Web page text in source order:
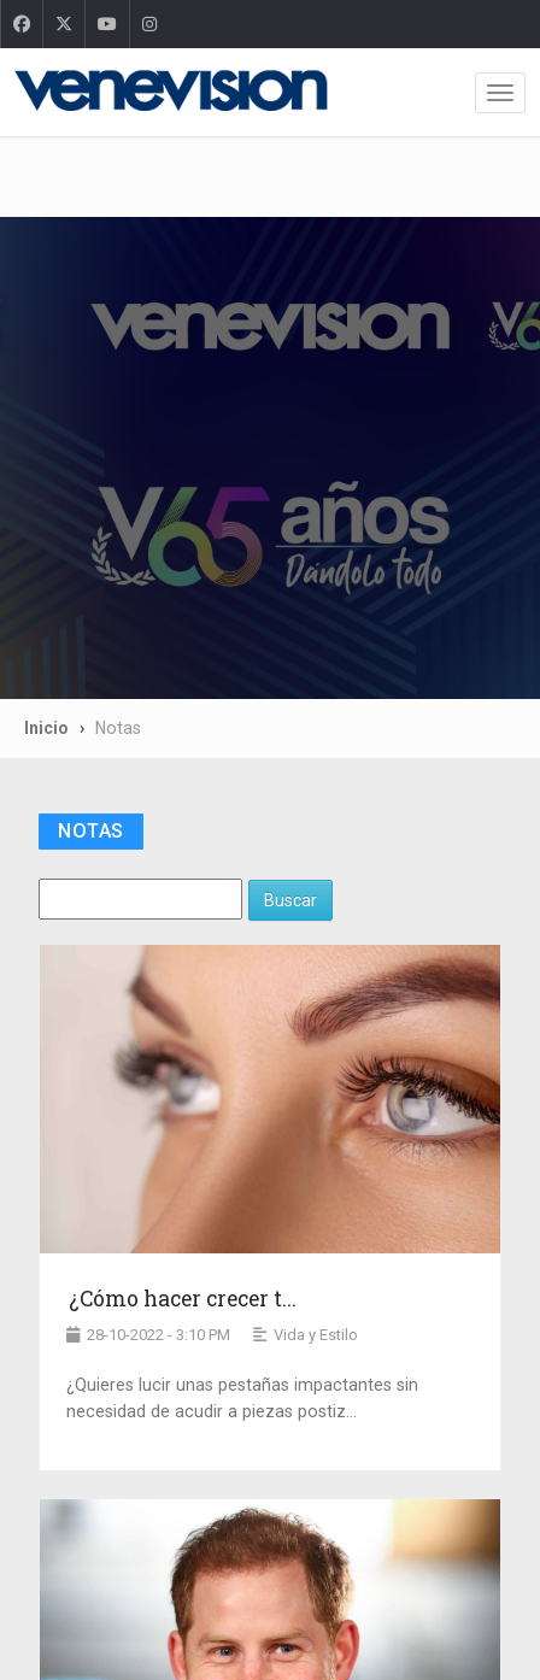
Inicio Notas
NOTAS
Buscar
¿Cómo hacer crecer t...
28-10-2022 - 3:10 PM Vida y Estilo
¿Quieres lucir unas pestañas impactantes sin
necesidad de acudir a piezas postiz...